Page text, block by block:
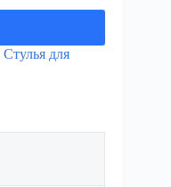
Стулья для